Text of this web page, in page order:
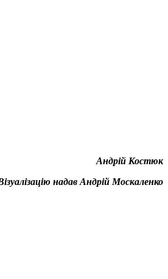
Андрій Костюк
надав Андрій Москаленко